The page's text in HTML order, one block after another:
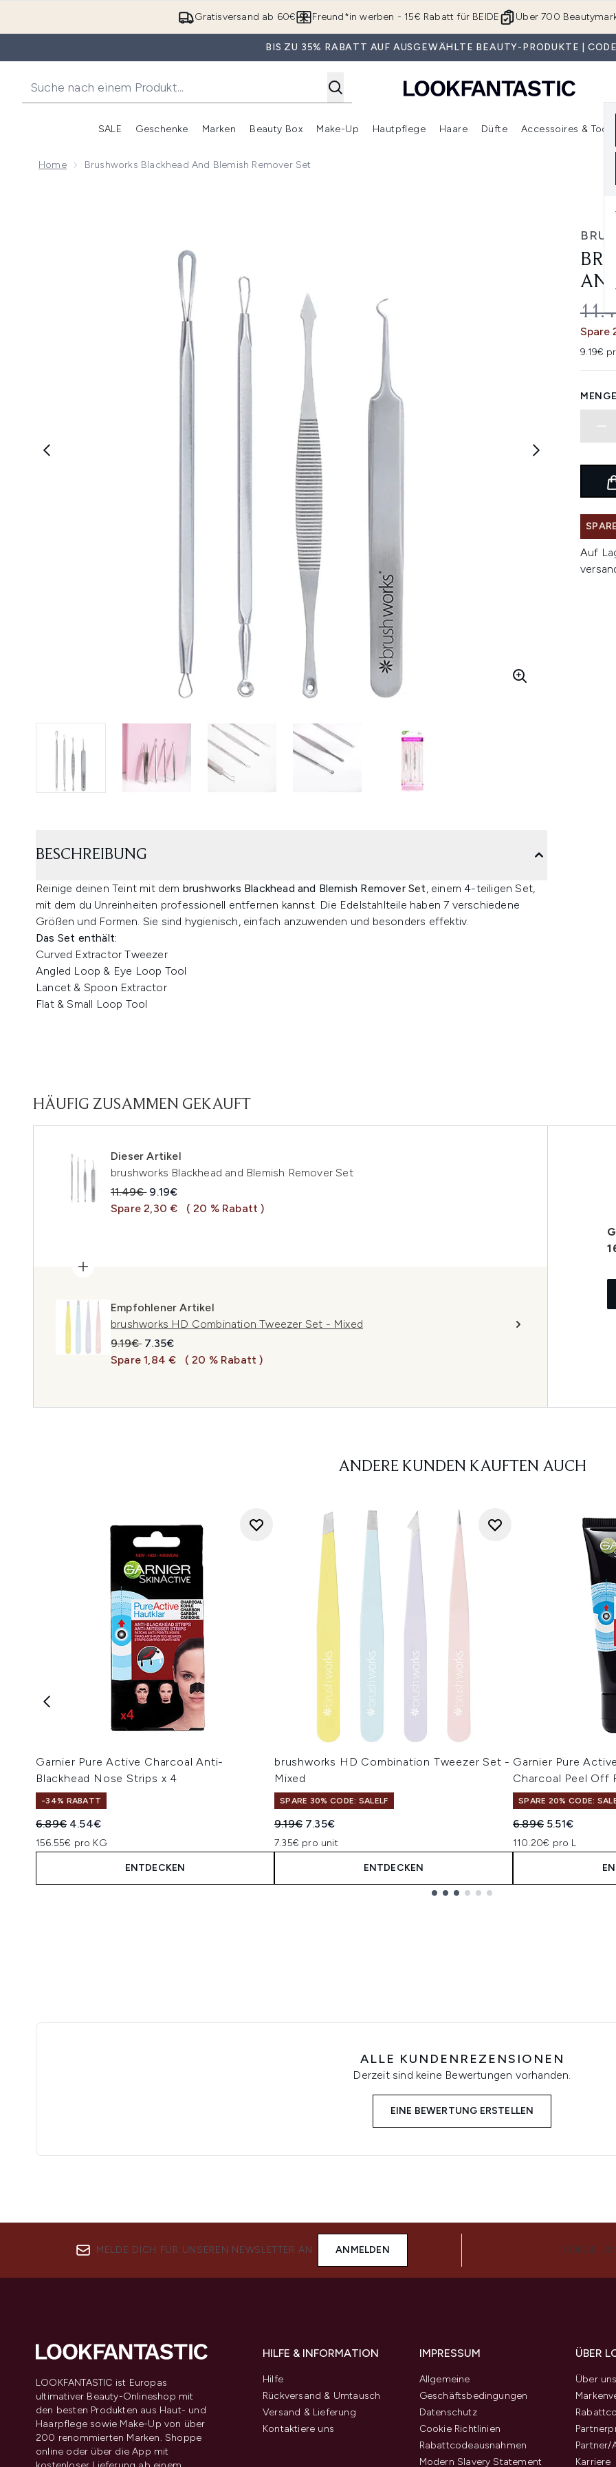
Zum Hauptinhalt springen
Gratisversand ab 60€ Über 700
Freund*in werben - 15€ Rabatt für BEIDE
BIS ZU 35% RABATT AUF AUSGEWÄHLTE BEAUTY-PRODUKTE |
SALE
Untermenü Anmelden (SALE)
Geschenke
Untermenü Anmelden (Geschenke)
Marken
Untermenü Anmelden (Marken)
Beauty Box
Untermenü Anmelden (Beauty Box)
Make-Up
Untermenü Anmelden (Make-Up)
Hautpflege
Untermenü Anmelden (Hautpflege)
Haare
Untermenü Anmelden (Haare)
Düfte Accessoires & Tools
Home Brushworks Blackhead And Blemish Remover Set
Spare
9.19€
Auf
BESCHREIBUNG
Reinige deinen Teint mit dem brushworks Blackhead and Blemish Remover Set, einem 4-teiligen Set,
mit dem du Unreinheiten professionell entfernen kannst. Die Edelstahlteile haben 7 verschiedene
Größen und Formen. Sie sind hygienisch, einfach anzuwenden und besonders effektiv.
Das Set enthält:
Curved Extractor Tweezer
Angled Loop & Eye Loop Tool
Lancet & Spoon Extractor
Flat & Small Loop Tool
HÄUFIG ZUSAMMEN GEKAUFT
Dieser Artikel
brushworks Blackhead and Blemish Remover Set
Unverbindliche Preisempfehlung:
11.49€ Aktueller Preis:
9.19€
Spare 2,30 €
( 20 % Rabatt )
Empfohlener Artikel
brushworks HD Combination Tweezer Set - Mixed
Unverbindliche Preisempfehlung:
9.19€ Aktueller Preis:
7.35€
Spare 1,84 €
( 20 % Rabatt )
ANDERE KUNDEN KAUFTEN AUCH
Garnier Pure Active Charcoal Anti-
Blackhead Nose Strips x 4
-34% RABATT
Unverbindliche Preisempfehlung:
6.89€ Aktueller Preis:
4.54€
156.55€ pro KG
ENTDECKEN
brushworks HD Combination Tweezer Set -
Mixed
SPARE 30% CODE: SALELF
Unverbindliche Preisempfehlung:
9.19€ Aktueller Preis:
7.35€
7.35€ pro unit
ENTDECKEN
Garnier Pure
Charcoal Peel Off
SPARE 20% CODE:
Unverbindliche
6.89€ Aktueller
5.51€
110.20€ pro L
ALLE KUNDENREZENSIONEN
Derzeit sind keine Bewertungen vorhanden.
EINE BEWERTUNG ERSTELLEN
MELDE DICH FÜR UNSEREN NEWSLETTER AN ANMELDEN FOLGE
LOOKFANTASTIC ist Europas
ultimativer Beauty-Onlineshop mit
den besten Produkten aus Haut- und
Haarpflege sowie Make-Up von über
200 renommierten Marken. Shoppe
online oder über die App mit
HILFE & INFORMATION
Hilfe
Rückversand & Umtausch
Versand & Lieferung
Kontaktiere uns
IMPRESSUM
Allgemeine
Geschäftsbedingungen
Datenschutz
Cookie Richtlinien
Rabattcodeausnahmen
Modern Slavery Statement
ÜBER
Über uns
Partner/
Karriere